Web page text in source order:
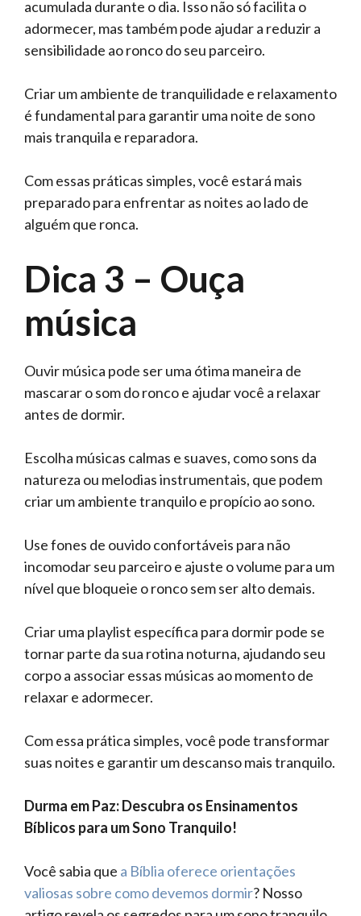
acumulada durante o dia. Isso não só facilita o
adormecer, mas também pode ajudar a reduzir a
sensibilidade ao ronco do seu parceiro.
Criar um ambiente de tranquilidade e relaxamento
é fundamental para garantir uma noite de sono
mais tranquila e reparadora.
Com essas práticas simples, você estará mais
preparado para enfrentar as noites ao lado de
alguém que ronca.
Dica 3 – Ouça
música
Ouvir música pode ser uma ótima maneira de
mascarar o som do ronco e ajudar você a relaxar
antes de dormir.
Escolha músicas calmas e suaves, como sons da
natureza ou melodias instrumentais, que podem
criar um ambiente tranquilo e propício ao sono.
Use fones de ouvido confortáveis para não
incomodar seu parceiro e ajuste o volume para um
nível que bloqueie o ronco sem ser alto demais.
Criar uma playlist específica para dormir pode se
tornar parte da sua rotina noturna, ajudando seu
corpo a associar essas músicas ao momento de
relaxar e adormecer.
Com essa prática simples, você pode transformar
suas noites e garantir um descanso mais tranquilo.
Durma em Paz: Descubra os Ensinamentos
Bíblicos para um Sono Tranquilo!
Você sabia que a Bíblia oferece orientações
valiosas sobre como devemos dormir? Nosso